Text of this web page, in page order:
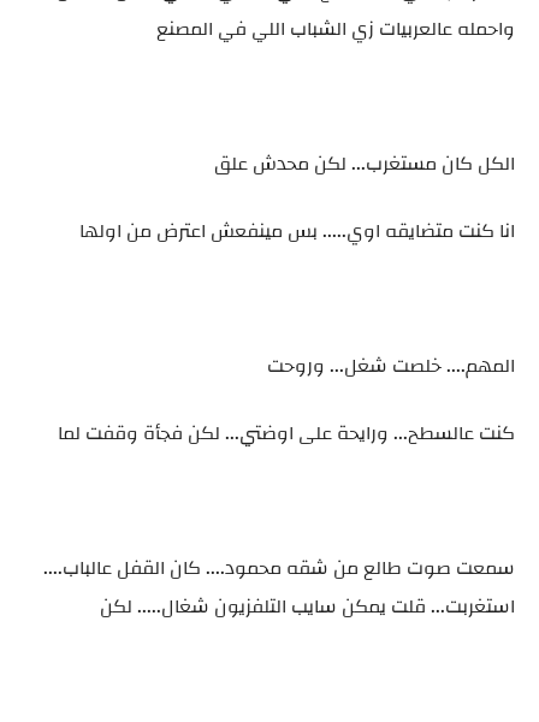
واحمله عالعربيات زي الشباب اللي في المصنع
الكل كان مستغرب... لكن محدش علق
انا كنت متضايقه اوي..... بس مينفعش اعترض من اولها
المهم.... خلصت شغل... وروحت
كنت عالسطح... ورايحة على اوضتي... لكن فجأة وقفت لما
سمعت صوت طالع من شقه محمود.... كان القفل عالباب....
استغربت... قلت يمكن سايب التلفزيون شغال..... لكن